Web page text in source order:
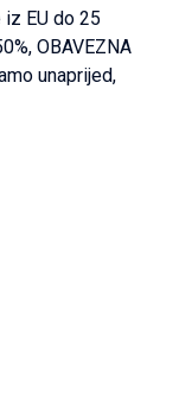
EU do 25
OBAVEZNA
unaprijed,